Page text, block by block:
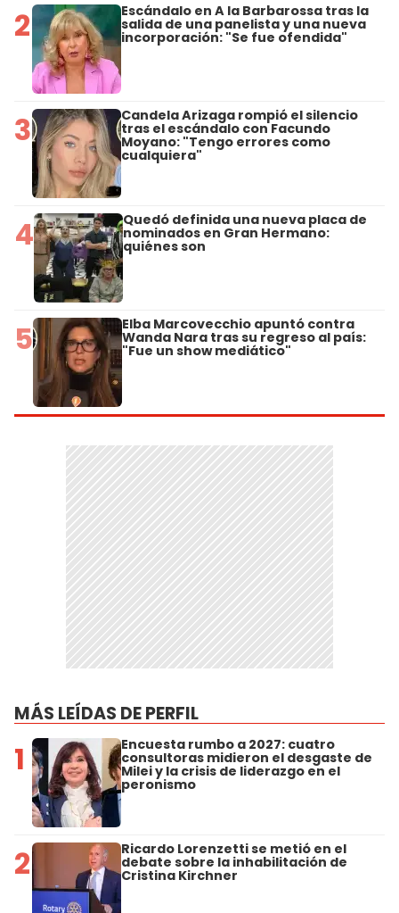
2 Escándalo en A la Barbarossa tras la
salida de una panelista y una nueva
incorporación: "Se fue ofendida"
3 Candela Arizaga rompió el silencio
tras el escándalo con Facundo
Moyano: "Tengo errores como
cualquiera"
4 Quedó definida una nueva placa de
nominados en Gran Hermano:
quiénes son
5 Elba Marcovecchio apuntó contra
Wanda Nara tras su regreso al país:
"Fue un show mediático"
MÁS LEÍDAS DE PERFIL
1 Encuesta rumbo a 2027: cuatro
consultoras midieron el desgaste de
Milei y la crisis de liderazgo en el
peronismo
2 Ricardo Lorenzetti se metió en el
debate sobre la inhabilitación de
Cristina Kirchner